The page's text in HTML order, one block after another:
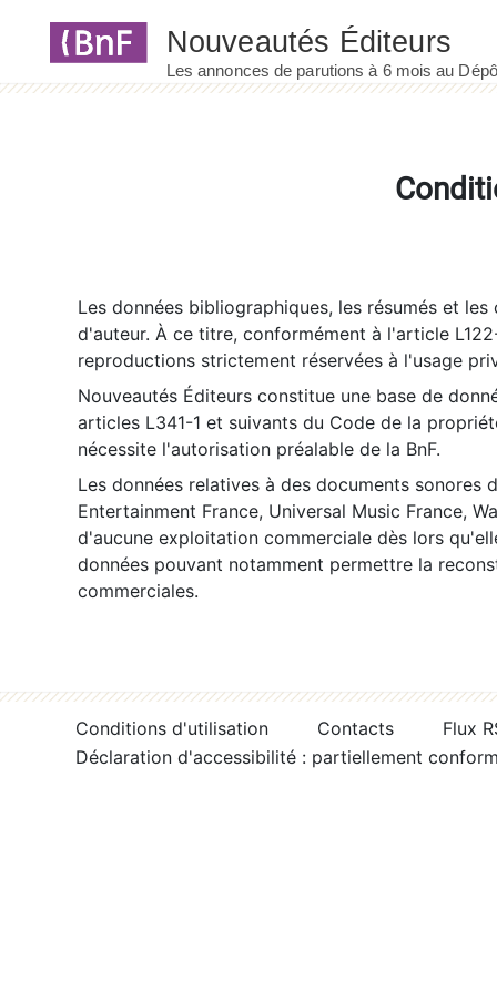
Les données bibliographiques, les résumés et
d'auteur. À ce titre, conformément à l'article
reproductions strictement réservées à l'usage
Nouveautés Éditeurs constitue une base de
articles L341-1 et suivants du Code de la
nécessite l'autorisation préalable de la BnF.
Les données relatives à des documents sonores
Entertainment France, Universal Music France,
d'aucune exploitation commerciale dès lors
données pouvant notamment permettre la
commerciales.
Conditions d'utilisation Contacts
Flux
Déclaration d'accessibilité : partiellement